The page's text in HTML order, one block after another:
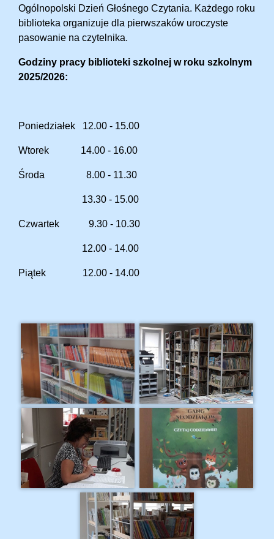
Ogólnopolski Dzień Głośnego Czytania. Każdego roku
biblioteka organizuje dla pierwszaków uroczyste
pasowanie na czytelnika.
Godziny pracy biblioteki szkolnej w roku szkolnym
2025/2026:
Poniedziałek 12.00 - 15.00
Wtorek 14.00 - 16.00
Środa 8.00 - 11.30
13.30 - 15.00
Czwartek 9.30 - 10.30
12.00 - 14.00
Piątek 12.00 - 14.00